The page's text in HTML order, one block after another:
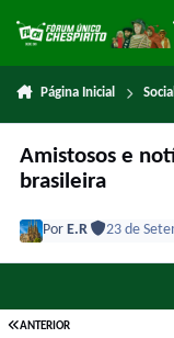
Página Inicial
Amistosos e
brasileira
PorE.R 23 de
ANTERIOR